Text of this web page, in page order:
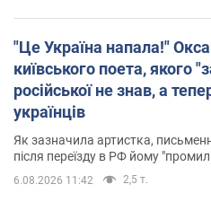
"Це Україна напала!"
київського поета, якого
російської не знав, а
українців
Як зазначила артистка,
після переїзду в РФ йому
6.08.2026 11:42 2,5 т.